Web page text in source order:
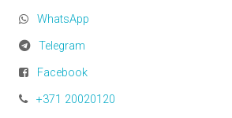
WhatsApp
Telegram
Facebook
+371 20020120